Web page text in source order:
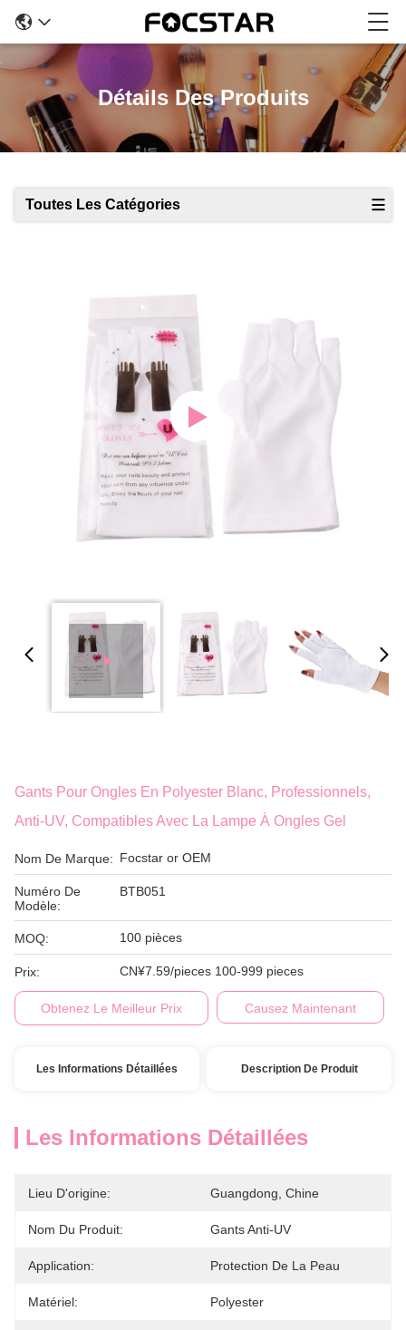
Détails Des Produits
Toutes Les Catégories
Gants Pour Ongles En Polyester Blanc, Professionnels,
Anti-UV, Compatibles Avec La Lampe À Ongles Gel
Nom De Marque: Focstar or OEM
Numéro De
Modèle:
BTB051
MOQ: 100 pièces
Prix: CN¥7.59/pieces 100-999 pieces
Obtenez Le Meilleur Prix Causez Maintenant
Les Informations Détaillées Description De Produit
Les Informations Détaillées
Lieu D'origine: Guangdong, Chine
Nom Du Produit: Gants Anti-UV
Application: Protection De La Peau
Matériel: Polyester